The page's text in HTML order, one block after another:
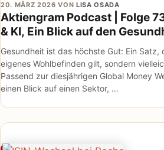
Aktiengram Podcast | Folge
& KI, Ein Blick auf den
20. MÄRZ 2026 VON LISA OSADA
Gesundheit ist das höchste Gut: Ein
eigenes Wohlbefinden gilt, sondern
Passend zur diesjährigen Global Money
einen Blick auf einen Sektor, …